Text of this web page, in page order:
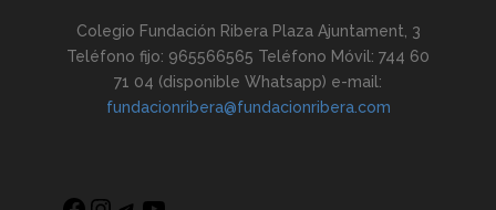
Colegio Fundación Ribera Plaza Ajuntament, 3
Teléfono fijo: 965566565 Teléfono Móvil: 744 60
71 04 (disponible Whatsapp) e-mail:
fundacionribera@fundacionribera.com